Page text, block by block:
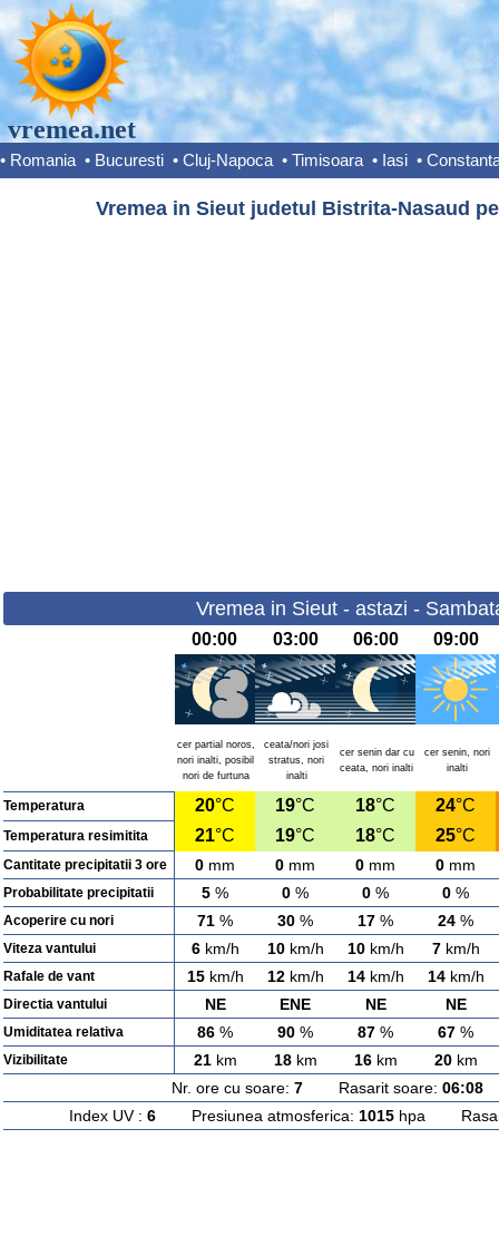
vremea.net
• Romania • Bucuresti • Cluj-Napoca • Timisoara • Iasi •
Vremea in Sieut judetul Bistrita-Nasaud
Vremea in Sieut - astazi -
00:00 03:00 06:00 09:00
cer partial noros,
nori inalti, posibil
nori de furtuna
ceata/nori josi
stratus, nori
inalti
cer senin dar cu
ceata, nori inalti
cer senin, nori
inalti
Temperatura 20°C 19°C 18°C 24°C
Temperatura resimitita 21°C 19°C 18°C 25°C
Cantitate precipitatii 3 ore 0 mm 0 mm 0 mm 0 mm
Probabilitate precipitatii 5 % 0 % 0 % 0 %
Acoperire cu nori 71 % 30 % 17 % 24 %
Viteza vantului 6km/h 10km/h 10km/h 7km/h
Rafale de vant 15km/h 12km/h 14km/h 14km/h
Directia vantului NE ENE NE NE
Umiditatea relativa 86 % 90 % 87 % 67 %
Vizibilitate 21km 18km 16km 20km
Nr. ore cu soare: 7Rasarit soare: 06:08
Index UV : 6Presiunea atmosferica: 1015hpa